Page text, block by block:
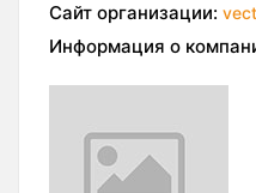
Сайт организации:
Информация о